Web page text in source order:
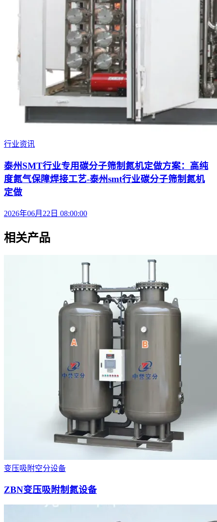
行业资讯
泰州SMT行业专用碳分子筛制氮机定做方案：高纯
度氮气保障焊接工艺-泰州smt行业碳分子筛制氮机
定做
2026年06月22日 08:00:00
相关产品
变压吸附空分设备
ZBN变压吸附制氮设备